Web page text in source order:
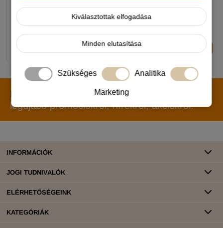
Kiválasztottak elfogadása
Minden elutasítása
Szükséges Analitika
Marketing
munkanap
-
Iratkozz fel hírlevelünkre! Értesülj elsőként a
legújabb promóciókról, hírekről, akciókról!
INFORMÁCIÓK
JOGI TUDNIVALÓK
ELÉRHETŐSÉGEINK
KATEGÓRIÁK